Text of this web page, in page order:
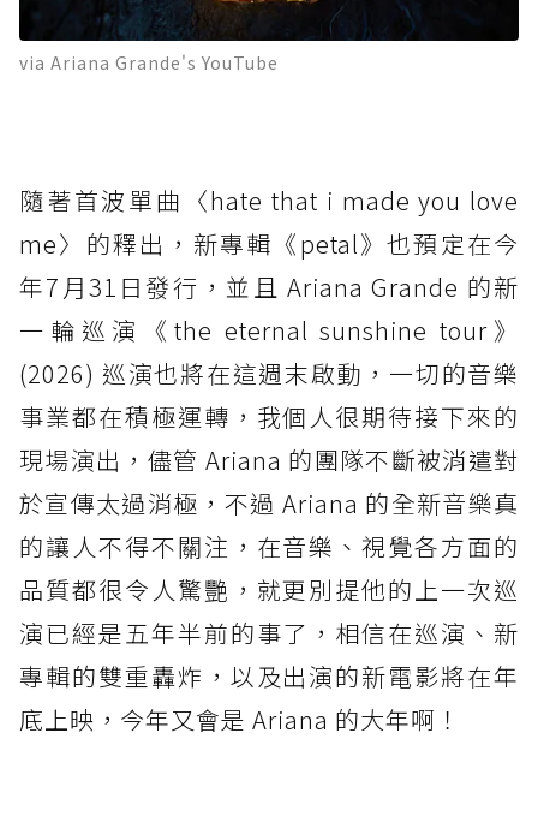
via Ariana Grande's YouTube
隨著首波單曲〈hate that i made you love
me〉的釋出，新專輯《petal》也預定在今
年7月31日發行，並且 Ariana Grande 的新
一輪巡演《the eternal sunshine tour》
(2026) 巡演也將在這週末啟動，一切的音樂
事業都在積極運轉，我個人很期待接下來的
現場演出，儘管 Ariana 的團隊不斷被消遣對
於宣傳太過消極，不過 Ariana 的全新音樂真
的讓人不得不關注，在音樂、視覺各方面的
品質都很令人驚艷，就更別提他的上一次巡
演已經是五年半前的事了，相信在巡演、新
專輯的雙重轟炸，以及出演的新電影將在年
底上映，今年又會是 Ariana 的大年啊！